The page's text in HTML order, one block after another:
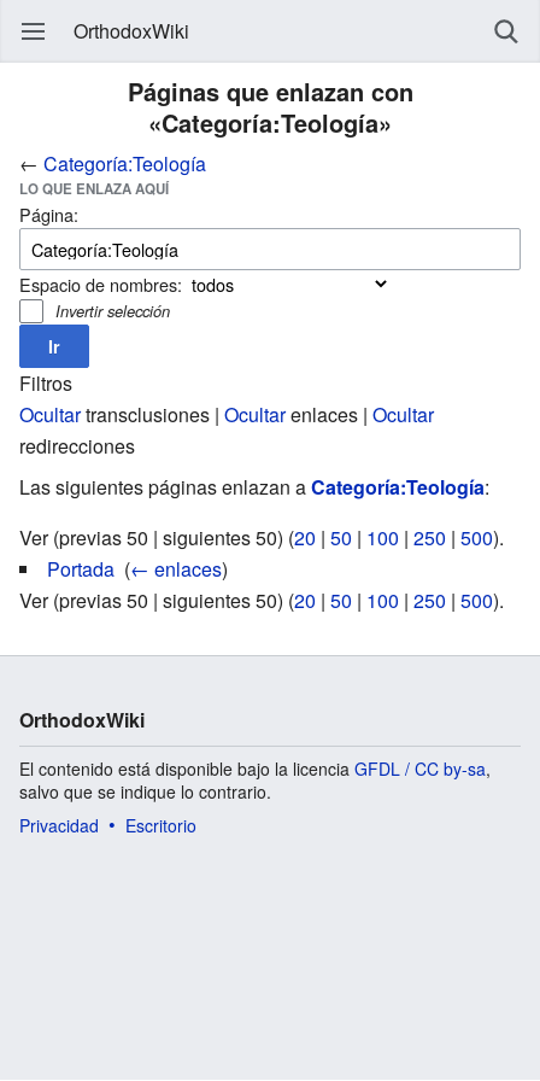
OrthodoxWiki
Páginas que enlazan con
«Categoría:Teología»
← Categoría:Teología
LO QUE ENLAZA AQUÍ
Página:
Espacio de nombres:
Invertir selección
Filtros
Ocultartransclusiones | Ocultarenlaces | Ocultar
redirecciones
Las siguientes páginas enlazan aCategoría:Teología:
Ver (previas 50 | siguientes 50) (20 | 50 | 100 | 250 | 500).
Portada (← enlaces)
Ver (previas 50 | siguientes 50) (20 | 50 | 100 | 250 | 500).
OrthodoxWiki
El contenido está disponible bajo la licencia GFDL / CC by-sa,
salvo que se indique lo contrario.
Privacidad
Escritorio